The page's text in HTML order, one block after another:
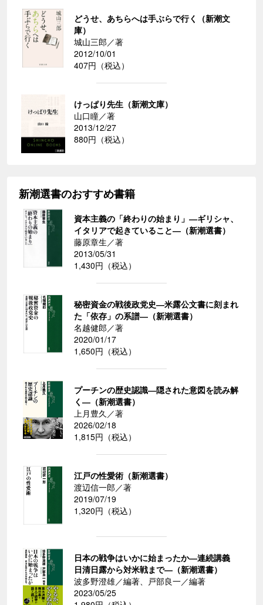
どうせ、あちらへは手ぶらで行く（新潮文
庫）
城山三郎／著
2012/10/01
407円（税込）
けっぱり先生（新潮文庫）
山口瞳／著
2013/12/27
880円（税込）
新潮選書のおすすめ書籍
資本主義の「終わりの始まり」―ギリシャ、
イタリアで起きていること―（新潮選書）
藤原章生／著
2013/05/31
1,430円（税込）
秘密資金の戦後政党史―米露公文書に刻まれ
た「依存」の系譜―（新潮選書）
名越健郎／著
2020/01/17
1,650円（税込）
プーチンの歴史認識―隠された意図を読み解
く―（新潮選書）
上月豊久／著
2026/02/18
1,815円（税込）
江戸の性愛術（新潮選書）
渡辺信一郎／著
2019/07/19
1,320円（税込）
日本の戦争はいかに始まったか―連続講義
日清日露から対米戦まで―（新潮選書）
波多野澄雄／編著、戸部良一／編著
2023/05/25